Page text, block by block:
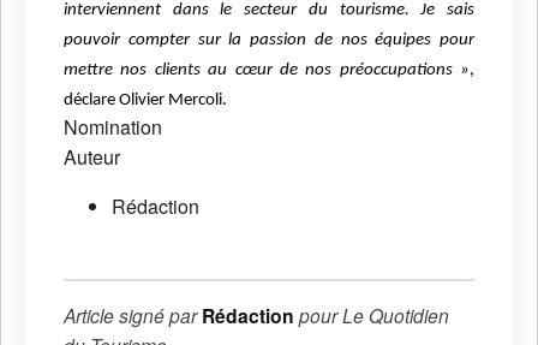
interviennent dans le secteur du tourisme. Je sais
pouvoir compter sur la passion de nos équipes pour
mettre nos clients au cœur de nos préoccupations »,
déclare Olivier Mercoli.
Nomination
Auteur
Rédaction
Article signé parRédaction pourLe Quotidien